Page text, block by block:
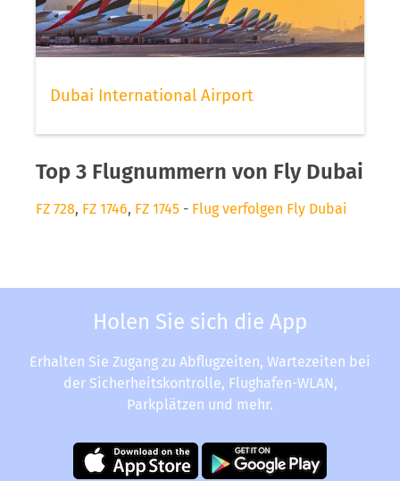
Dubai International Airport
Top 3 Flugnummern von Fly Dubai
FZ 728, FZ 1746, FZ 1745 - Flug verfolgen Fly Dubai
Holen Sie sich die App
Erhalten Sie Zugang zu Abflugzeiten, Wartezeiten bei
der Sicherheitskontrolle, Flughafen-WLAN,
Parkplätzen und mehr.